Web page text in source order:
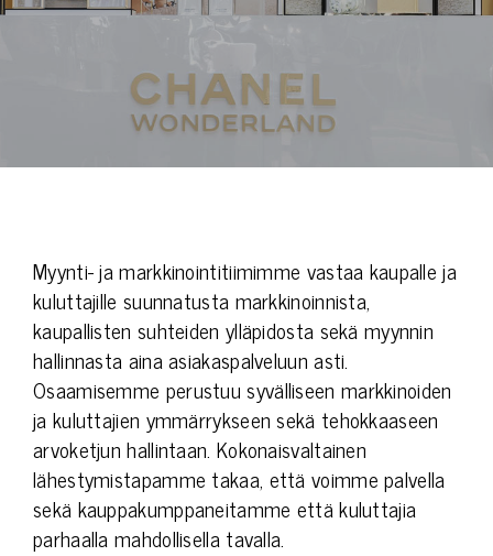
Myynti- ja markkinointitiimimme vastaa kaupalle ja
kuluttajille suunnatusta markkinoinnista,
kaupallisten suhteiden ylläpidosta sekä myynnin
hallinnasta aina asiakaspalveluun asti.
Osaamisemme perustuu syvälliseen markkinoiden
ja kuluttajien ymmärrykseen sekä tehokkaaseen
arvoketjun hallintaan. Kokonaisvaltainen
lähestymistapamme takaa, että voimme palvella
sekä kauppakumppaneitamme että kuluttajia
parhaalla mahdollisella tavalla.